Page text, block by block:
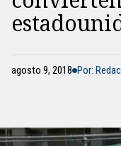
agosto 9, 2018 Por: